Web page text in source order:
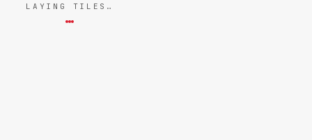
LAYING TILES…